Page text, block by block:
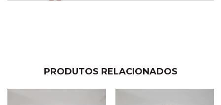
PRODUTOS RELACIONADOS